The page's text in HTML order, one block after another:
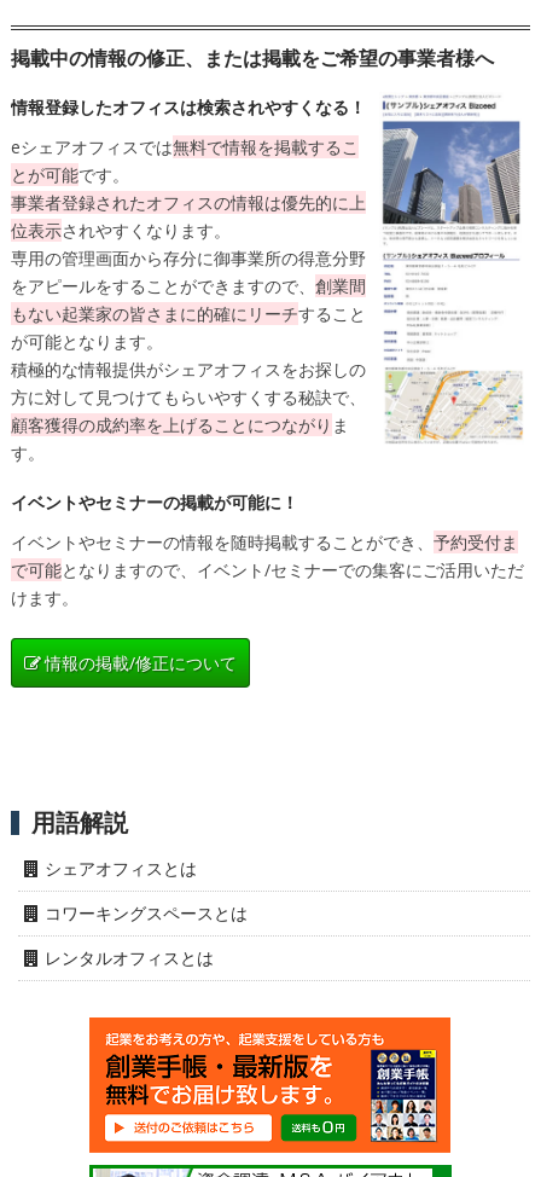
掲載中の情報の修正、または掲載をご希望の事業者様へ
情報登録したオフィスは検索されやすくなる！
eシェアオフィスでは無料で情報を掲載するこ
とが可能です。
事業者登録されたオフィスの情報は優先的に上
位表示されやすくなります。
専用の管理画面から存分に御事業所の得意分野
をアピールをすることができますので、 創業間
もない起業家の皆さまに的確にリーチすること
が可能となります。
積極的な情報提供がシェアオフィスをお探しの
方に対して見つけてもらいやすくする秘訣で、
顧客獲得の成約率を上げることにつながり ま
す。
イベントやセミナーの掲載が可能に！
イベントやセミナーの情報を随時掲載することができ、 予約受付ま
で可能となりますので、イベント/セミナーでの集客にご活用いただ
けます。
情報の掲載/修正について
用語解説
シェアオフィスとは
コワーキングスペースとは
レンタルオフィスとは